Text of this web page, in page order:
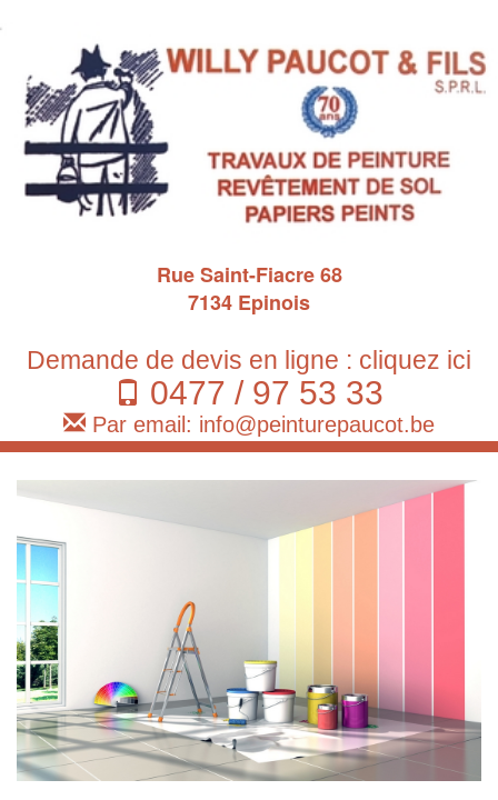
Rue Saint-Fiacre 68
7134 Epinois
Demande de devis en ligne : cliquez ici
0477 / 97 53 33
Par email: info@peinturepaucot.be